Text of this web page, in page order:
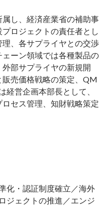
し、経済産業省の補助事
ロジェクトの責任者とし
、各サプライヤとの交渉
ーン領域では各種製品の
部サプライヤの新規開
売価格戦略の策定、QM
経営企画本部長として、
セス管理、知財戦略策定
化・認証制度確立／海外
ジェクトの推進／エンジ